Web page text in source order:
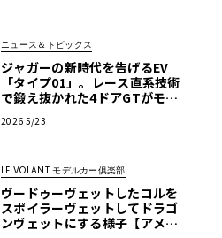
ニュース＆トピックス
ジャガーの新時代を告げるEV
「タイプ01」。レース直系技術
で鍛え抜かれた4ドアGTがモナ
2026 5/23
LE VOLANT モデルカー俱楽部
ヴードゥーヴェットしたコルを
スポイラーヴェットしてドラゴ
ンヴェットにする様子【アメリ